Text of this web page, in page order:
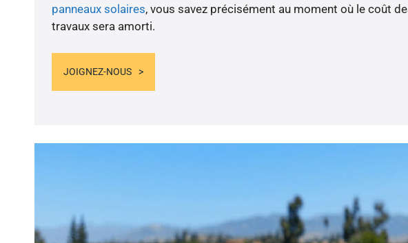
panneaux solaires, vous savez précisément au moment où le coût
travaux sera amorti.
JOIGNEZ-NOUS